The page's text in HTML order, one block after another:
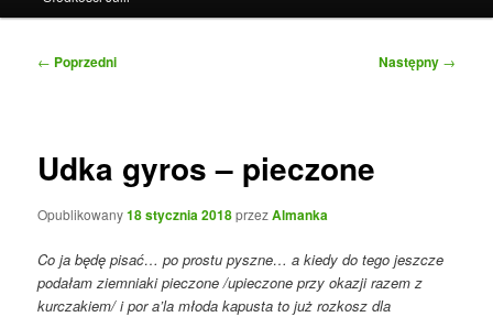
Nawigacja
← Poprzedni Następny →
Udka gyros – pieczone
Opublikowany18 stycznia 2018przezAlmanka
Co ja będę pisać… po prostu pyszne… a kiedy do tego jeszcze
podałam ziemniaki pieczone /upieczone przy okazji razem z
kurczakiem/ i por a’la młoda kapusta to już rozkosz dla